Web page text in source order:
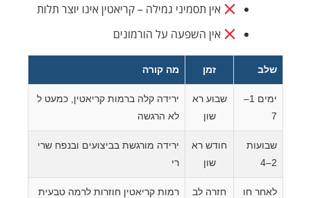
אין תסמיני גמילה – קריאטין אינו יוצר תלות
אין השפעה על הורמונים
שלב זמן מה קורה
ימים 1–
7
שבוע רא
שון
ירידה קלה ברמות קריאטין, כמעט ל
לא הרגשה
שבועות
2–4
חודש רא
שון
ירידה מורגשת בביצועים ובנפח שרי
רי
לאחר חו
חזרה לב
רמות קריאטין חוזרות לרמה טבעית